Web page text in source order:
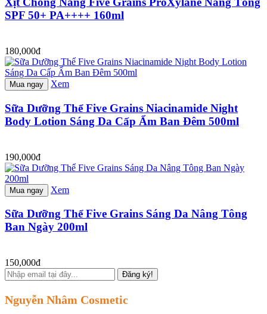
SPF 50+ PA++++ 160ml
180,000đ
Mua ngay Xem
Sữa Dưỡng Thể Five Grains Niacinamide Night
Body Lotion Sáng Da Cấp Ẩm Ban Đêm 500ml
190,000đ
Mua ngay Xem
Sữa Dưỡng Thể Five Grains Sáng Da Nâng Tông
Ban Ngày 200ml
150,000đ
Đăng ký!
Nguyễn Nhâm Cosmetic